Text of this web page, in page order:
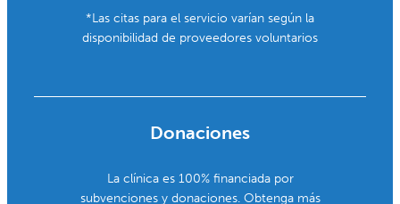
*Las citas para el servicio varían según la
disponibilidad de proveedores voluntarios
Donaciones
La clínica es 100% financiada por
subvenciones y donaciones. Obtenga más